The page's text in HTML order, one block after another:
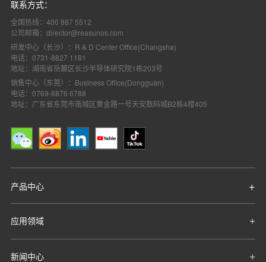
联系方式：
全国热线：400 887 5512
公司邮箱：director@reasunos.com
研发中心（长沙）：R & D Center Office(Changsha)
电话：0731-8827 1181
地址：湖南省岳麓区长沙半导体研究院1栋203号
销售中心（东莞）：Business Office(Dongguan)
电话：0769-8876 6788
地址：广东省东莞市南城区黄金路一号天安数码城B2栋4楼405
产品中心
应用领域
新闻中心